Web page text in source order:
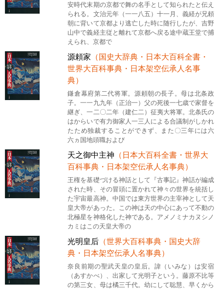
安時代末期の京都で舞の名手として知られたと伝え
られる。文治元年（一一八五）十一月、義経が兄頼
朝に背いて京都より逃亡した時に随行したが、吉野
山中で義経主従と離れて京都へ戻る途中蔵王堂で捕
えられ、京都で
源頼家 （国史大辞典・日本大百科全書・
世界大百科事典・日本架空伝承人名事
典）
鎌倉幕府第二代将軍。源頼朝の長子。母は北条政
子。一一九九年（正治一）父の死後一七歳で家督を
継ぎ、一二〇二年（建仁二）征夷大将軍。北条氏の
はからいで有力御家人一三人による合議制がしかれ
たため独裁することができず、また〇三年には六
六ヵ国地頭職および
天之御中主神 （日本大百科全書・世界大
百科事典・日本架空伝承人名事典）
王権を基礎づける神話として『古事記』神話が編成
された時、その冒頭に置かれて神々の世界を統括し
た宇宙最高神。中国では東方世界の主宰神として天
皇大帝があった。この神は天の中心にあって不動の
北極星を神格化した神である。アメノミナカヌシノ
カミはこの天皇大帝の
光明皇后 （世界大百科事典・国史大辞
典・日本架空伝承人名事典）
奈良前期の聖武天皇の皇后。諱（いみな）は安宿
（あすかべ）、出家して光明子という。藤原不比等
の第三女、母は橘三千代。幼にして聡慧、早くから